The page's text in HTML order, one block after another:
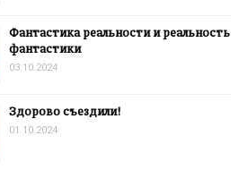
Фантастика реальности и реальность
фантастики
03.10.2024
Здорово съездили!
01.10.2024